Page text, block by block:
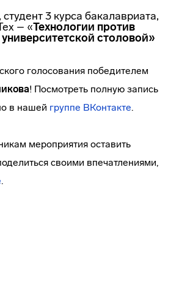
3 курса бакалавриата,
– «Технологии против
столовой»
голосования победителем
! Посмотреть полную запись
в нашей группе ВКонтакте.
мероприятия оставить
своими впечатлениями,
.